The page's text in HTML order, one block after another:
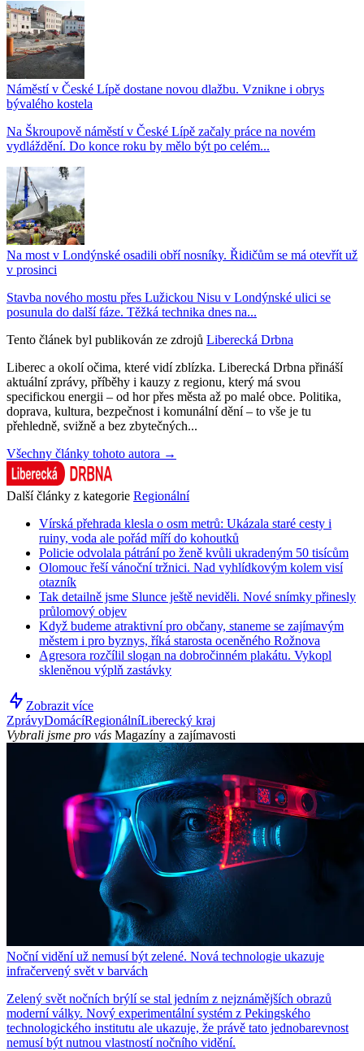
Náměstí v České Lípě dostane novou dlažbu. Vznikne i obrys
bývalého kostela
Na Škroupově náměstí v České Lípě začaly práce na novém
vydláždění. Do konce roku by mělo být po celém...
Na most v Londýnské osadili obří nosníky. Řidičům se má otevřít už
v prosinci
Stavba nového mostu přes Lužickou Nisu v Londýnské ulici se
posunula do další fáze. Těžká technika dnes na...
Tento článek byl publikován ze zdrojů Liberecká Drbna
Liberec a okolí očima, které vidí zblízka. Liberecká Drbna přináší
aktuální zprávy, příběhy i kauzy z regionu, který má svou
specifickou energii – od hor přes města až po malé obce. Politika,
doprava, kultura, bezpečnost i komunální dění – to vše je tu
přehledně, svižně a bez zbytečných...
Všechny články tohoto autora →
Další články z kategorie Regionální
Vírská přehrada klesla o osm metrů: Ukázala staré cesty i
ruiny, voda ale pořád míří do kohoutků
Policie odvolala pátrání po ženě kvůli ukradeným 50 tisícům
Olomouc řeší vánoční tržnici. Nad vyhlídkovým kolem visí
otazník
Tak detailně jsme Slunce ještě neviděli. Nové snímky přinesly
průlomový objev
Když budeme atraktivní pro občany, staneme se zajímavým
městem i pro byznys, říká starosta oceněného Rožnova
Agresora rozčílil slogan na dobročinném plakátu. Vykopl
skleněnou výplň zastávky
Zobrazit více
ZprávyDomácíRegionálníLiberecký kraj
Vybrali jsme pro vás Magazíny a zajímavosti
Noční vidění už nemusí být zelené. Nová technologie ukazuje
infračervený svět v barvách
Zelený svět nočních brýlí se stal jedním z nejznámějších obrazů
moderní války. Nový experimentální systém z Pekingského
technologického institutu ale ukazuje, že právě tato jednobarevnost
nemusí být nutnou vlastností nočního vidění.